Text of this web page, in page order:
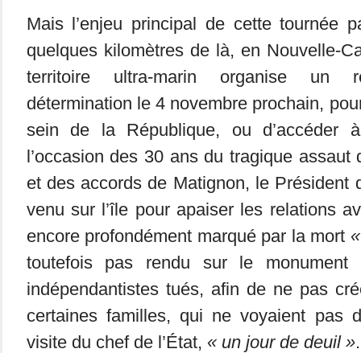
Mais l’enjeu principal de cette tournée
quelques kilomètres de là, en Nouvelle-
territoire ultra-marin organise un
détermination le 4 novembre prochain,
sein de la République, ou d’accéder à
l’occasion des 30 ans du tragique assaut
et des accords de Matignon, le Président
venu sur l’île pour apaiser les relations
encore profondément marqué par la mort
toutefois pas rendu sur le
indépendantistes tués, afin de ne pas
certaines familles, qui ne voyaient pas
visite du chef de l’État, « un jour de deuil ».